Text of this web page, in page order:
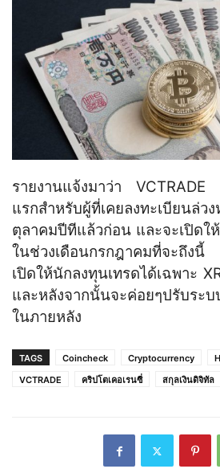
รายงานแจ้งมาว่า VCTRADE
แรกสำหรับผู้ที่เคยลงทะเบียนล่ว
ตุลาคมปีทีแล้วก่อน และจะเปิดใ
ในช่วงเดือนกรกฎาคมที่จะถึง
เปิดให้นักลงทุนเทรดได้เฉพาะ
และหลังจากนั้นจะค่อยๆปรับระ
ในภายหลัง
TAGS Coincheck Cryptocurrency
VCTRADE
คริปโตเคอเรนซี่ สกุลเงินดิจิทัล